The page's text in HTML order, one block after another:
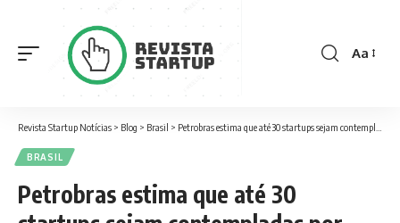
Font
Aa
Revista Startup Notícias > Blog > Brasil > Petrobras estima que até 30 startups sejam contempladas por fundo de transição energética
BRASIL
Petrobras estima que até 30